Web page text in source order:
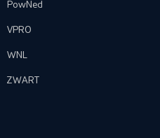
PowNed
VPRO
WNL
ZWART